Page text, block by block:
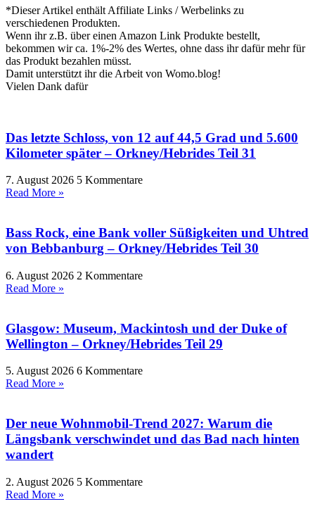
*Dieser Artikel enthält Affiliate Links / Werbelinks zu
verschiedenen Produkten.
Wenn ihr z.B. über einen Amazon Link Produkte bestellt,
bekommen wir ca. 1%-2% des Wertes, ohne dass ihr dafür mehr für
das Produkt bezahlen müsst.
Damit unterstützt ihr die Arbeit von Womo.blog!
Vielen Dank dafür
Das letzte Schloss, von 12 auf 44,5 Grad und 5.600
Kilometer später – Orkney/Hebrides Teil 31
7. August 2026 5 Kommentare
Read More »
Bass Rock, eine Bank voller Süßigkeiten und Uhtred
von Bebbanburg – Orkney/Hebrides Teil 30
6. August 2026 2 Kommentare
Read More »
Glasgow: Museum, Mackintosh und der Duke of
Wellington – Orkney/Hebrides Teil 29
5. August 2026 6 Kommentare
Read More »
Der neue Wohnmobil-Trend 2027: Warum die
Längsbank verschwindet und das Bad nach hinten
wandert
2. August 2026 5 Kommentare
Read More »